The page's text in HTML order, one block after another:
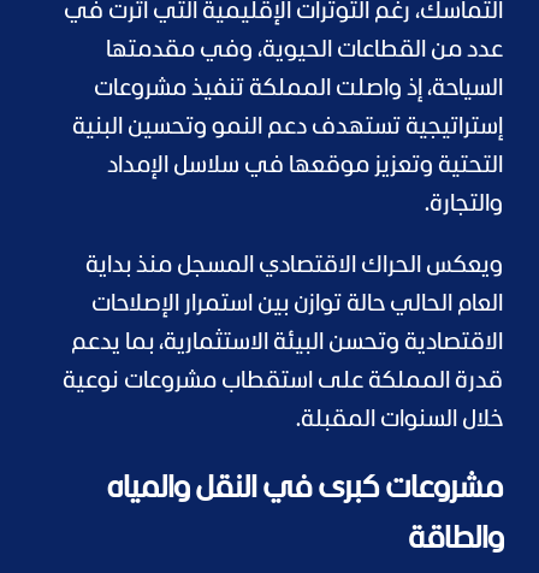
التماسك، رغم التوترات الإقليمية التي أثرت في
عدد من القطاعات الحيوية، وفي مقدمتها
السياحة، إذ واصلت المملكة تنفيذ مشروعات
إستراتيجية تستهدف دعم النمو وتحسين البنية
التحتية وتعزيز موقعها في سلاسل الإمداد
والتجارة.
ويعكس الحراك الاقتصادي المسجل منذ بداية
العام الحالي حالة توازن بين استمرار الإصلاحات
الاقتصادية وتحسن البيئة الاستثمارية، بما يدعم
قدرة المملكة على استقطاب مشروعات نوعية
خلال السنوات المقبلة.
مشروعات كبرى في النقل والمياه
والطاقة